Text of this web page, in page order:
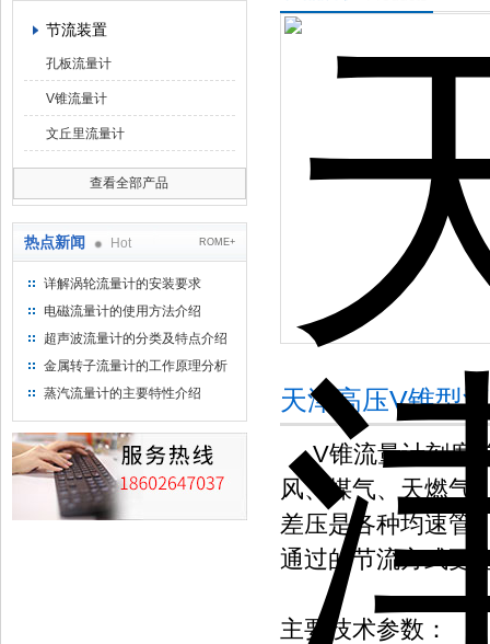
节流装置
孔板流量计
V锥流量计
文丘里流量计
查看全部产品
热点新闻 Hot ROME+
详解涡轮流量计的安装要求
电磁流量计的使用方法介绍
超声波流量计的分类及特点介绍
金属转子流量计的工作原理分析
蒸汽流量计的主要特性介绍
天津高压V锥型
V锥流量计刻度
风、煤气、天燃气
差压是各种均速管
通过的节流方式更
主要技术参数：